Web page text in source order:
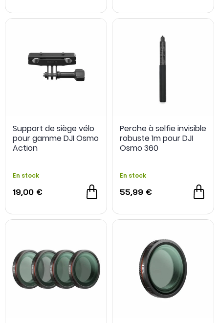
NOUVEAU
Support de siège vélo
pour gamme DJI Osmo
Action
En stock
19,00 €
Perche à selfie invisible
robuste 1m pour DJI
Osmo 360
En stock
55,99 €